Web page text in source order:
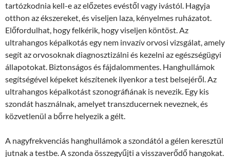
tartózkodnia kell-e az előzetes evéstől vagy ivástól. Hagyja
otthon az ékszereket, és viseljen laza, kényelmes ruházatot.
Előfordulhat, hogy felkérik, hogy viseljen köntöst. Az
ultrahangos képalkotás egy nem invazív orvosi vizsgálat, amely
segít az orvosoknak diagnosztizálni és kezelni az egészségügyi
állapotokat. Biztonságos és fájdalommentes. Hanghullámok
segítségével képeket készítenek ilyenkor a test belsejéről. Az
ultrahangos képalkotást szonográfiának is nevezik. Egy kis
szondát használnak, amelyet transzducernek neveznek, és
közvetlenül a bőrre helyezik a gélt.
A nagyfrekvenciás hanghullámok a szondától a gélen keresztül
jutnak a testbe. A szonda összegyűjti a visszaverődő hangokat.